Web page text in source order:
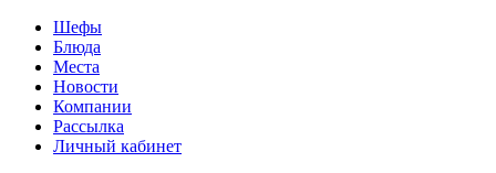
Шефы
Блюда
Места
Новости
Компании
Рассылка
Личный кабинет